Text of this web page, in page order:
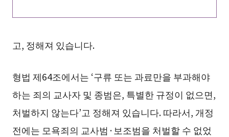
고, 정해져 있습니다.
형법 제64조에서는 ‘구류 또는 과료만을 부과해야
하는 죄의 교사자 및 종범은, 특별한 규정이 없으면,
처벌하지 않는다’고 정해져 있습니다. 따라서, 개정
전에는 모욕죄의 교사범·보조범을 처벌할 수 없었